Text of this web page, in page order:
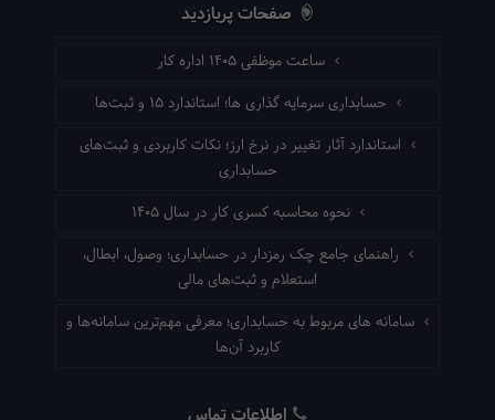
صفحات پربازدید
ساعت موظفی ۱۴۰۵ اداره کار
حسابداری سرمایه گذاری ها؛ استاندارد ۱۵ و ثبت‌ها
استاندارد آثار تغییر در نرخ ارز؛ نکات کاربردی و ثبت‌های
حسابداری
نحوه محاسبه کسری کار در سال ۱۴۰۵
راهنمای جامع چک رمزدار در حسابداری؛ وصول، ابطال،
استعلام و ثبت‌های مالی
سامانه های مربوط به حسابداری؛ معرفی مهم‌ترین سامانه‌ها و
کاربرد آن‌ها